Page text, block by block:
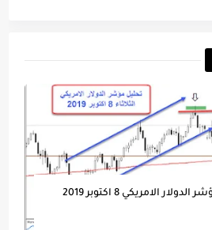
الامريكي 8 اكتوبر 2019